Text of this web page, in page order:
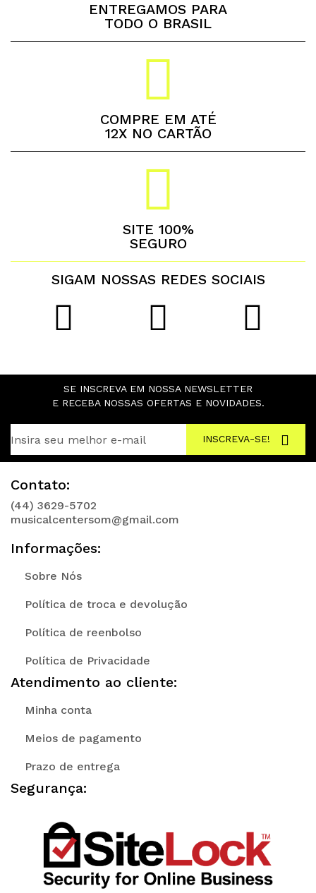
ENTREGAMOS PARA
TODO O BRASIL
COMPRE EM ATÉ
12X NO CARTÃO
SITE 100%
SEGURO
SIGAM NOSSAS REDES SOCIAIS
SE INSCREVA EM NOSSA NEWSLETTER
E RECEBA NOSSAS OFERTAS E NOVIDADES.
INSCREVA-SE!
Contato:
(44) 3629-5702
musicalcentersom@gmail.com
Informações:
Sobre Nós
Política de troca e devolução
Política de reenbolso
Política de Privacidade
Atendimento ao cliente:
Minha conta
Meios de pagamento
Prazo de entrega
Segurança: